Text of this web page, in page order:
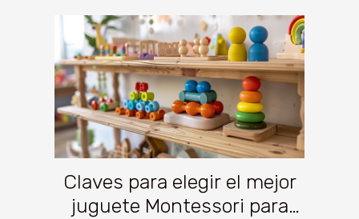
Claves para elegir el mejor
juguete Montessori para